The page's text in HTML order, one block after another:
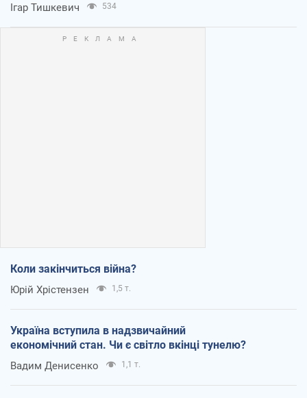
Ігар Тишкевич 534
Коли закінчиться війна?
Юрій Хрістензен 1,5 т.
Україна вступила в надзвичайний
економічний стан. Чи є світло вкінці тунелю?
Вадим Денисенко 1,1 т.